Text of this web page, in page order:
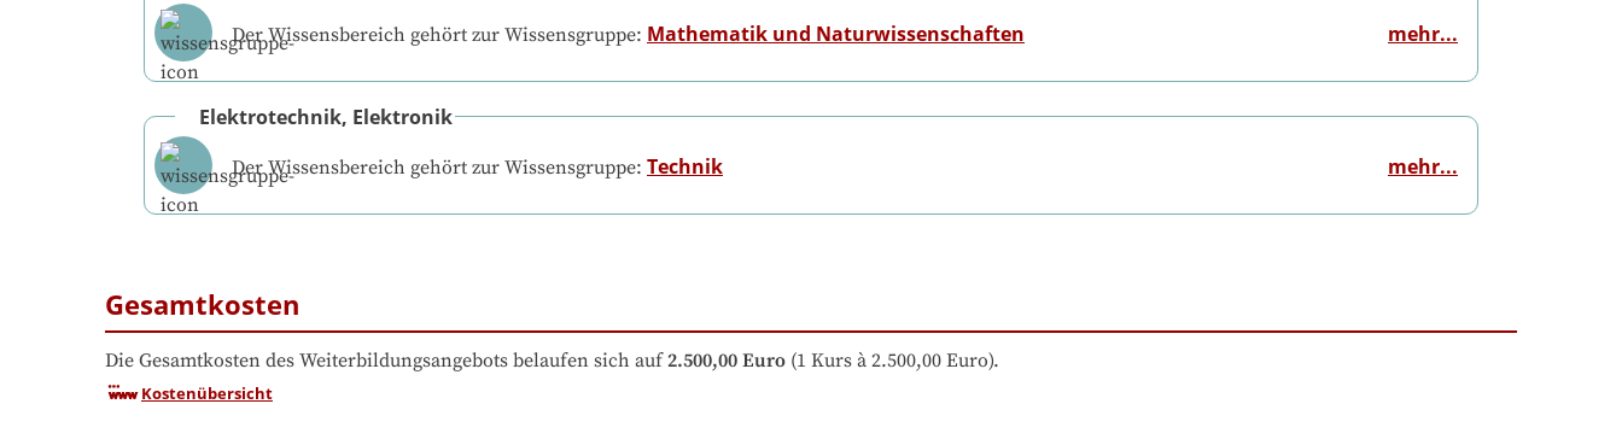
Der Wissensbereich gehört zur Wissensgruppe: Mathematik und Naturwissenschaften mehr...
Elektrotechnik, Elektronik
Der Wissensbereich gehört zur Wissensgruppe: Technik mehr...
Gesamtkosten
Die Gesamtkosten des Weiterbildungsangebots belaufen sich auf 2.500,00 Euro (1 Kurs à 2.500,00 Euro).
Kostenübersicht